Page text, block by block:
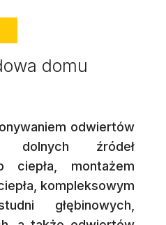
domu
odwiertów
dolnych źródeł
ciepła, montażem
kompleksowym
głębinowych,